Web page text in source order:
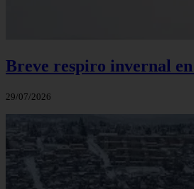
Breve respiro invernal
29/07/2026